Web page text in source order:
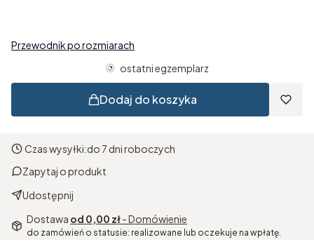
Przewodnik po rozmiarach
ostatni egzemplarz
Dodaj do koszyka
Czas wysyłki:do 7 dni roboczych
Zapytaj o produkt
Udostępnij
Dostawa od 0,00 zł- Domówienie
do zamówień o statusie: realizowane lub oczekuje na wpłatę.